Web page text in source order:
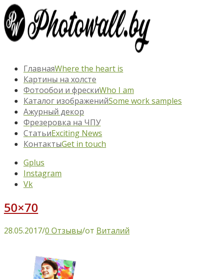
ГлавнаяWhere the heart is
Картины на холсте
Фотообои и фрескиWho I am
Каталог изображенийSome work samples
Ажурный декор
Фрезеровка на ЧПУ
СтатьиExciting News
КонтактыGet in touch
Gplus
Instagram
Vk
50×70
28.05.2017/0 Отзывы/от Виталий